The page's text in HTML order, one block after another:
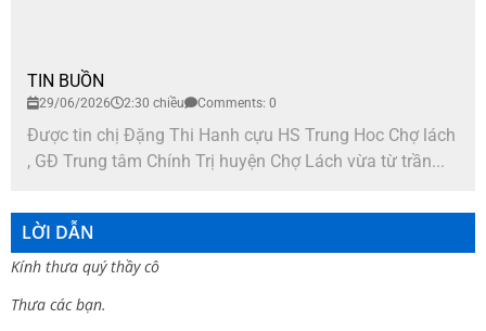
TIN BUỒN
29/06/2026 2:30 chiều Comments: 0
Được tin chị Đặng Thi Hanh cựu HS Trung Hoc Chợ lách
, GĐ Trung tâm Chính Trị huyện Chợ Lách vừa từ trần...
LỜI DẪN
Kính thưa quý thầy cô
Thưa các bạn.